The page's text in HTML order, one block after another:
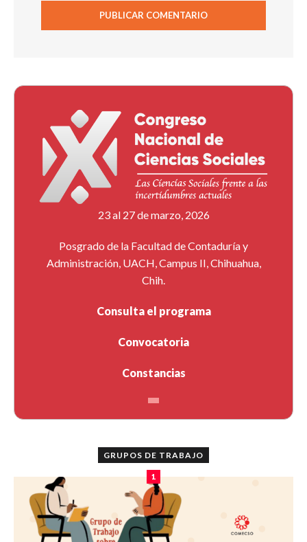
23 al 27 de marzo, 2026
Posgrado de la Facultad de Contaduría y
Administración, UACH, Campus II, Chihuahua,
Chih.
Consulta el programa
Convocatoria
Constancias
GRUPOS DE TRABAJO
1